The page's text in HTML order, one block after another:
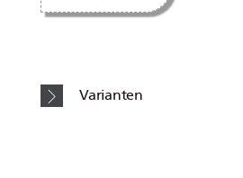
Varianten